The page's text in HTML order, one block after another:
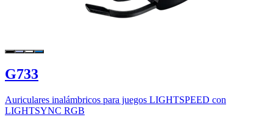
G733
Auriculares inalámbricos para juegos LIGHTSPEED con
LIGHTSYNC RGB